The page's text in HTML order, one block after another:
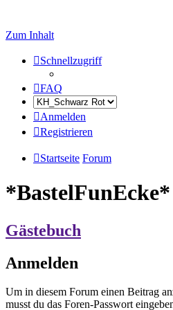
Zum Inhalt
Schnellzugriff
FAQ
Anmelden
Registrieren
Startseite Forum
*BastelFunEcke*
Gästebuch
Anmelden
Um in diesem Forum einen Beitrag
musst du das Foren-Passwort